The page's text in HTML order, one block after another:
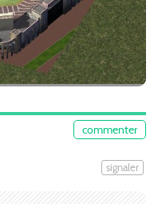
commenter
signaler